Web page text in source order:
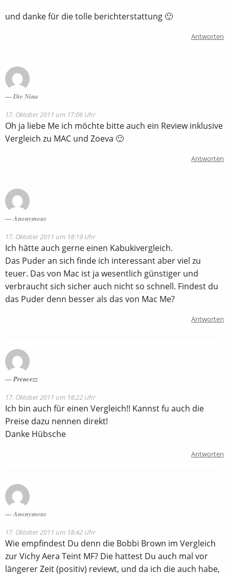
und danke für die tolle berichterstattung 🙂
Antworten
Die Nina
17. Oktober 2011 um 17:06 Uhr
Oh ja liebe Me ich möchte bitte auch ein Review inklusive
Vergleich zu MAC und Zoeva 🙂
Antworten
Anonymous
17. Oktober 2011 um 18:19 Uhr
Ich hätte auch gerne einen Kabukivergleich.
Das Puder an sich finde ich interessant aber viel zu
teuer. Das von Mac ist ja wesentlich günstiger und
verbraucht sich sicher auch nicht so schnell. Findest du
das Puder denn besser als das von Mac Me?
Antworten
Prencezz
17. Oktober 2011 um 18:22 Uhr
Ich bin auch für einen Vergleich!! Kannst fu auch die
Preise dazu nennen direkt!
Danke Hübsche
Antworten
Anonymous
17. Oktober 2011 um 18:42 Uhr
Wie empfindest Du denn die Bobbi Brown im Vergleich
zur Vichy Aera Teint MF? Die hattest Du auch mal vor
längerer Zeit (positiv) reviewt, und da ich die auch habe,